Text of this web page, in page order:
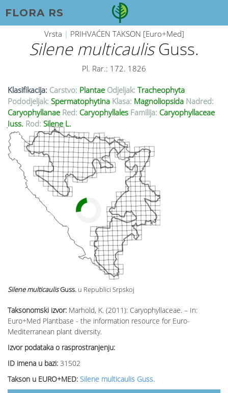
FLORA RS
Vrsta | PRIHVAĆEN TAKSON [Euro+Med]
Silene multicaulisGuss.
Pl. Rar.: 172. 1826
Klasifikacija: Carstvo: Plantae Odjeljak: Tracheophyta
Pododjeljak: Spermatophytina Klasa: Magnoliopsida Nadred:
Caryophyllanae Red: Caryophyllales Familija: Caryophyllaceae
Juss. Rod: Silene L.
Taksonomski izvor: Marhold, K. (2011): Caryophyllaceae. – In:
Euro+Med Plantbase - the information resource for Euro-
Mediterranean plant diversity.
Izvor podataka o rasprostranjenju:
ID imena u bazi: 31502
Takson u EURO+MED: Silene multicaulis Guss.
Silene multicaulisGuss. u Republici Srpskoj